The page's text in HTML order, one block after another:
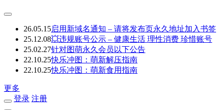
26.05.15启用新域名通知 – 请将发布页永久地址加入书签
25.12.08💥违规账号公示 – 健康生活 理性消费 珍惜账号
25.02.27针对图萌永久会员以下公告
22.10.25快乐冲图：萌新解压指南
22.10.25快乐冲图：萌新食用指南
更多
登录 注册